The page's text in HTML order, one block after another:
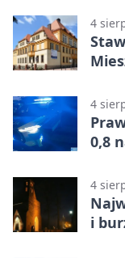
4
4
0,8
4
i